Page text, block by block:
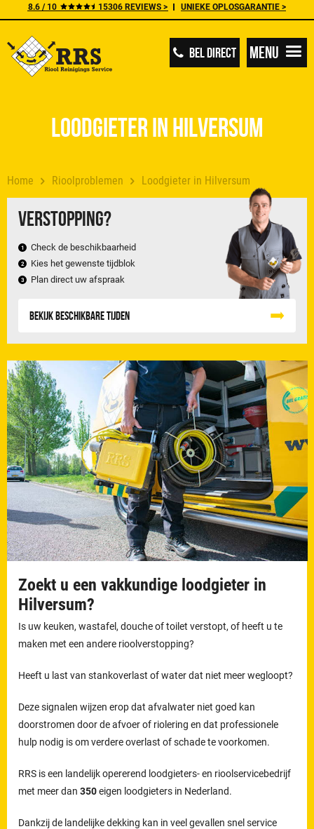
8.6 / 10 15306 REVIEWS > UNIEKE OPLOSGARANTIE >
BEL DIRECT Menu
Home Rioolproblemen Loodgieter in Hilversum
Verstopping?
Check de beschikbaarheid
Kies het gewenste tijdblok
Plan direct uw afspraak
Bekijk beschikbare tijden
Loodgieter in Hilversum
Zoekt u een vakkundige loodgieter in
Hilversum?
Is uw keuken, wastafel, douche of toilet verstopt, of heeft u te
maken met een andere rioolverstopping?
Heeft u last van stankoverlast of water dat niet meer wegloopt?
Deze signalen wijzen erop dat afvalwater niet goed kan
doorstromen door de afvoer of riolering en dat professionele
hulp nodig is om verdere overlast of schade te voorkomen.
RRS is een landelijk opererend loodgieters- en rioolservicebedrijf
met meer dan350eigen loodgieters in Nederland.
Dankzij de landelijke dekking kan in veel gevallen snel service